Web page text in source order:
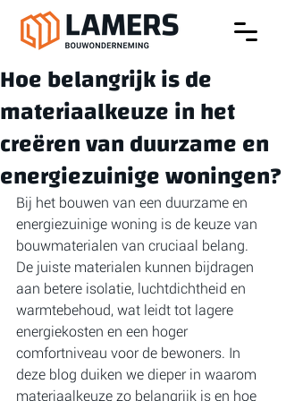
Hoe belangrijk is de
materiaalkeuze in het
creëren van duurzame en
energiezuinige woningen?
Bij het bouwen van een duurzame en
energiezuinige woning is de keuze van
bouwmaterialen van cruciaal belang.
De juiste materialen kunnen bijdragen
aan betere isolatie, luchtdichtheid en
warmtebehoud, wat leidt tot lagere
energiekosten en een hoger
comfortniveau voor de bewoners. In
deze blog duiken we dieper in waarom
materiaalkeuze zo belangrijk is en hoe